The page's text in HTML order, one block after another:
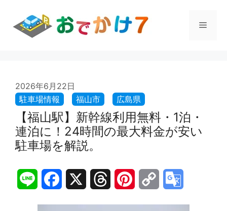
メ
2026年6月22日
【福山駅】新幹線利用無料・1泊・
連泊に！24時間の最大料金が安い
駐車場を解説。